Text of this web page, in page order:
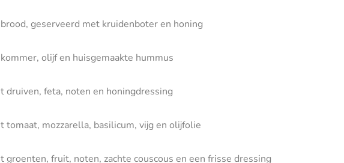
geserveerd met kruidenboter en honing
olijf en huisgemaakte hummus
druiven, feta, noten en honingdressing
tomaat, mozzarella, basilicum, vijg en olijfolie
groenten, fruit, noten, zachte couscous en een frisse dressing